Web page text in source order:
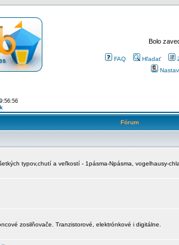
Bolo
FAQ Hľadať
Fórum
typov,chutí a veľkostí - 1pásma-Npásma, vogelhausy-
zosilňovače. Tranzistorové, elektrónkové i digitálne.